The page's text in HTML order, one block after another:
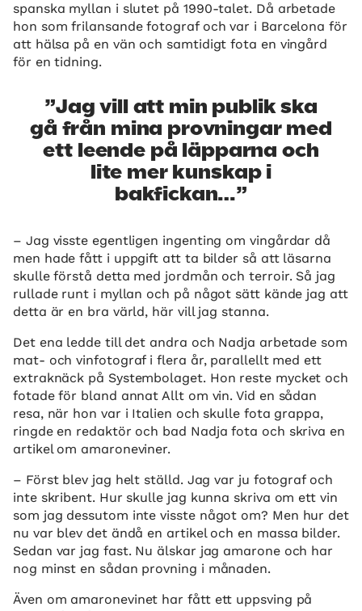
spanska myllan i slutet på 1990-talet. Då arbetade
hon som frilansande fotograf och var i Barcelona för
att hälsa på en vän och samtidigt fota en vingård
för en tidning.
Jag vill att min publik ska
gå från mina provningar med
ett leende på läpparna och
lite mer kunskap i
bakfickan…
– Jag visste egentligen ingenting om vingårdar då
men hade fått i uppgift att ta bilder så att läsarna
skulle förstå detta med jordmån och terroir. Så jag
rullade runt i myllan och på något sätt kände jag att
detta är en bra värld, här vill jag stanna.
Det ena ledde till det andra och Nadja arbetade som
mat- och vinfotograf i flera år, parallellt med ett
extraknäck på Systembolaget. Hon reste mycket och
fotade för bland annat Allt om vin. Vid en sådan
resa, när hon var i Italien och skulle fota grappa,
ringde en redaktör och bad Nadja fota och skriva en
artikel om amaroneviner.
– Först blev jag helt ställd. Jag var ju fotograf och
inte skribent. Hur skulle jag kunna skriva om ett vin
som jag dessutom inte visste något om? Men hur det
nu var blev det ändå en artikel och en massa bilder.
Sedan var jag fast. Nu älskar jag amarone och har
nog minst en sådan provning i månaden.
Även om amaronevinet har fått ett uppsving på